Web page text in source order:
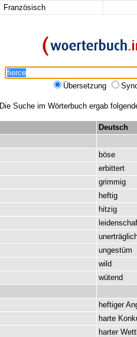
Französisch
Übersetzung
Die Suche im Wörterbuch ergab
Deutsch
böse
erbittert
grimmig
heftig
hitzig
ungestüm
wild
wütend
heftiger
harte
harter